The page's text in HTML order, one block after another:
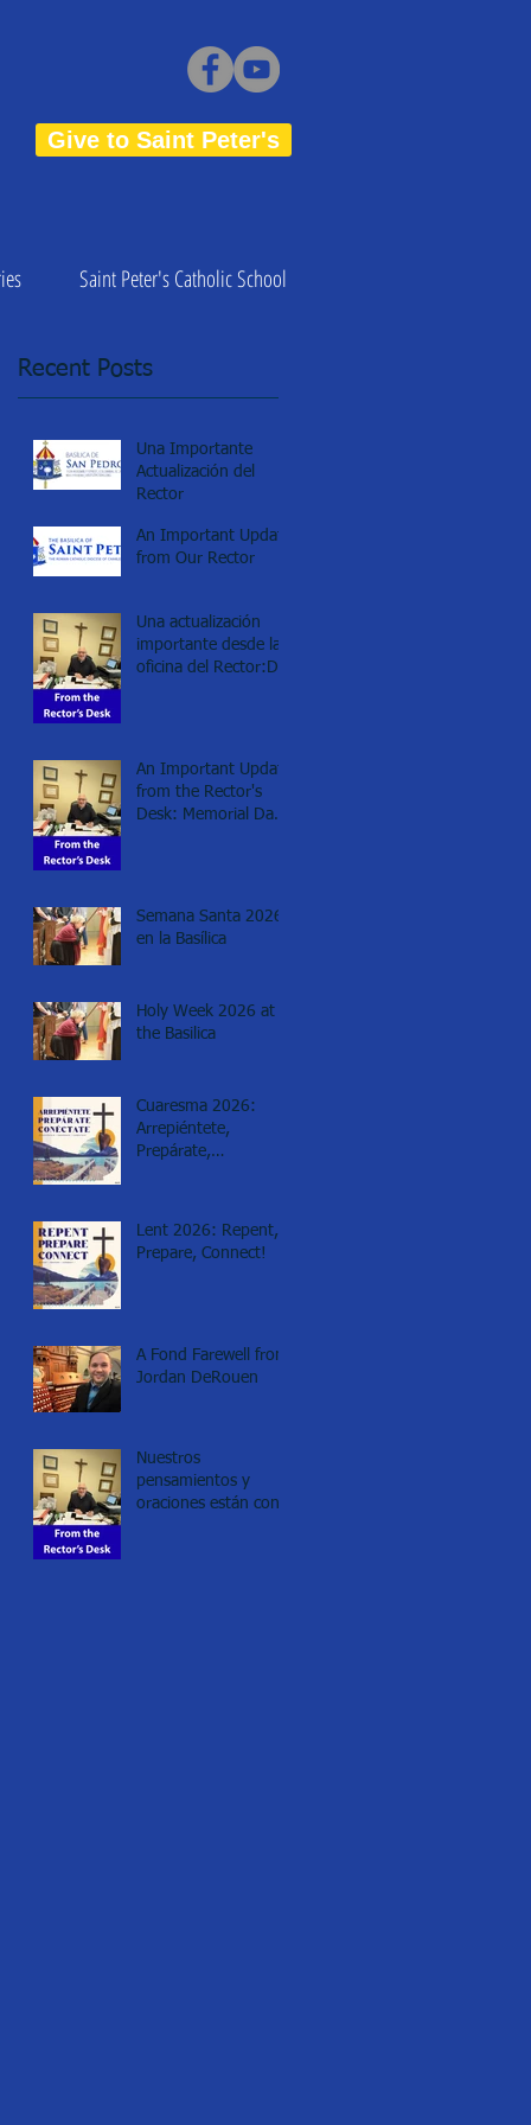
Give to Saint Peter's
Saint Peter's Catholic School
Recent Posts
Una Importante
Actualización del
Rector
An Important Update
from Our Rector
Una actualización
importante desde la
oficina del Rector:Día
An Important Update
from the Rector's
Desk: Memorial Day
Semana Santa 2026
en la Basílica
Holy Week 2026 at
the Basilica
Cuaresma 2026:
Arrepiéntete,
Prepárate,
Lent 2026: Repent,
Prepare, Connect!
A Fond Farewell from
Jordan DeRouen
Nuestros
pensamientos y
oraciones están con